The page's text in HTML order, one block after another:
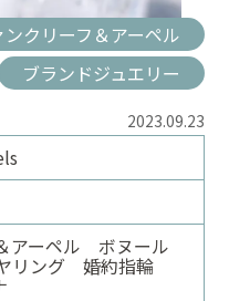
ンクリーフ＆アーペル
ブランドジュエリー
2023.09.23
アーペル ボヌール
リング 婚約指輪